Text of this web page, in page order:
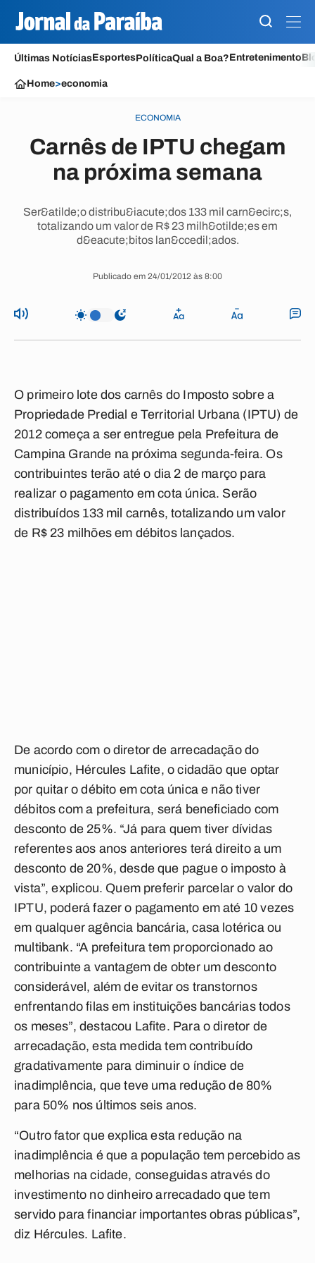
Últimas NotíciasEsportesPolíticaQual a Boa?Entretenimento
Home>economia
ECONOMIA
Carnês de IPTU chegam
na próxima semana
Ser&atilde;o distribu&iacute;dos 133 mil carn&ecirc;s,
totalizando um valor de R$ 23 milh&otilde;es em
d&eacute;bitos lan&ccedil;ados.
Publicado em 24/01/2012 às 8:00
O primeiro lote dos carnês do Imposto sobre a
Propriedade Predial e Territorial Urbana (IPTU) de
2012 começa a ser entregue pela Prefeitura de
Campina Grande na próxima segunda-feira. Os
contribuintes terão até o dia 2 de março para
realizar o pagamento em cota única. Serão
distribuídos 133 mil carnês, totalizando um valor
de R$ 23 milhões em débitos lançados.
De acordo com o diretor de arrecadação do
município, Hércules Lafite, o cidadão que optar
por quitar o débito em cota única e não tiver
débitos com a prefeitura, será beneficiado com
desconto de 25%. “Já para quem tiver dívidas
referentes aos anos anteriores terá direito a um
desconto de 20%, desde que pague o imposto à
vista”, explicou. Quem preferir parcelar o valor do
IPTU, poderá fazer o pagamento em até 10 vezes
em qualquer agência bancária, casa lotérica ou
multibank. “A prefeitura tem proporcionado ao
contribuinte a vantagem de obter um desconto
considerável, além de evitar os transtornos
enfrentando filas em instituições bancárias todos
os meses”, destacou Lafite. Para o diretor de
arrecadação, esta medida tem contribuído
gradativamente para diminuir o índice de
inadimplência, que teve uma redução de 80%
para 50% nos últimos seis anos.
“Outro fator que explica esta redução na
inadimplência é que a população tem percebido as
melhorias na cidade, conseguidas através do
investimento no dinheiro arrecadado que tem
servido para financiar importantes obras públicas”,
diz Hércules. Lafite.